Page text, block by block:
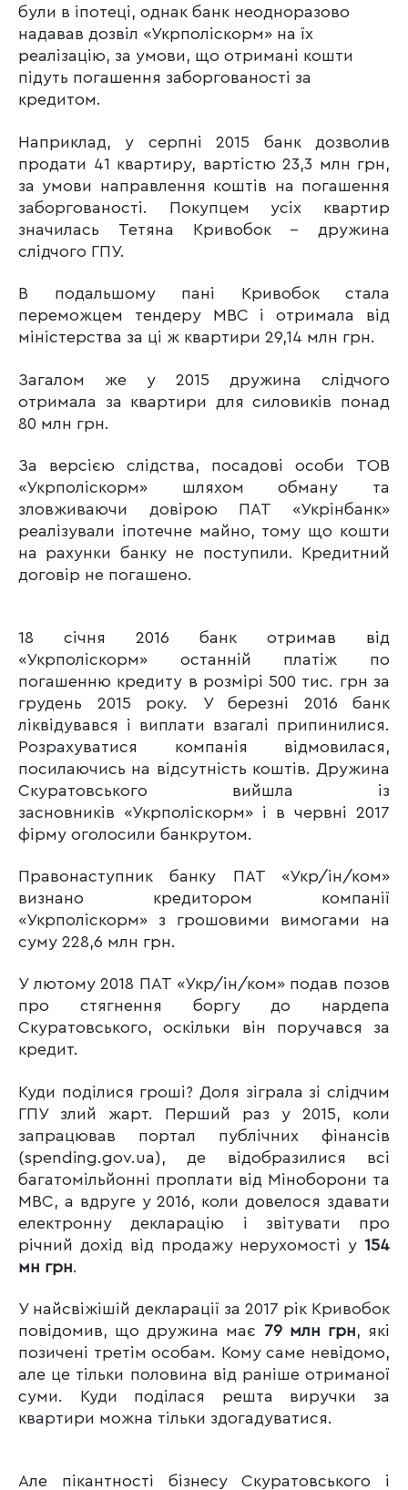
були в іпотеці, однак банк неодноразово
надавав дозвіл «Укрполіскорм» на їх
реалізацію, за умови, що отримані кошти
підуть погашення заборгованості за
кредитом.
Наприклад, у серпні 2015 банк дозволив
продати 41 квартиру, вартістю 23,3 млн грн,
за умови направлення коштів на погашення
заборгованості. Покупцем усіх квартир
значилась Тетяна Кривобок – дружина
слідчого ГПУ.
В подальшому пані Кривобок стала
переможцем тендеру МВС і отримала від
міністерства за ці ж квартири 29,14 млн грн.
Загалом же у 2015 дружина слідчого
отримала за квартири для силовиків понад
80 млн грн.
За версією слідства, посадові особи ТОВ
«Укрполіскорм» шляхом обману та
зловживаючи довірою ПАТ «Укрінбанк»
реалізували іпотечне майно, тому що кошти
на рахунки банку не поступили. Кредитний
договір не погашено.
18 січня 2016 банк отримав від
«Укрполіскорм» останній платіж по
погашенню кредиту в розмірі 500 тис. грн за
грудень 2015 року. У березні 2016 банк
ліквідувався і виплати взагалі припинилися.
Розрахуватися компанія відмовилася,
посилаючись на відсутність коштів. Дружина
Скуратовського вийшла із
засновників «Укрполіскорм» і в червні 2017
фірму оголосили банкрутом.
Правонаступник банку ПАТ «Укр/ін/ком»
визнано кредитором компанії
«Укрполіскорм» з грошовими вимогами на
суму 228,6 млн грн.
У лютому 2018 ПАТ «Укр/ін/ком» подав позов
про стягнення боргу до нардепа
Скуратовського, оскільки він поручався за
кредит.
Куди поділися гроші? Доля зіграла зі слідчим
ГПУ злий жарт. Перший раз у 2015, коли
запрацював портал публічних фінансів
(spending.gov.ua), де відобразилися всі
багатомільйонні проплати від Міноборони та
МВС, а вдруге у 2016, коли довелося здавати
електронну декларацію і звітувати про
річний дохід від продажу нерухомості у 154
мн грн.
У найсвіжішій декларації за 2017 рік Кривобок
повідомив, що дружина має 79 млн грн, які
позичені третім особам. Кому саме невідомо,
але це тільки половина від раніше отриманої
суми. Куди поділася решта виручки за
квартири можна тільки здогадуватися.
Але пікантності бізнесу Скуратовського і